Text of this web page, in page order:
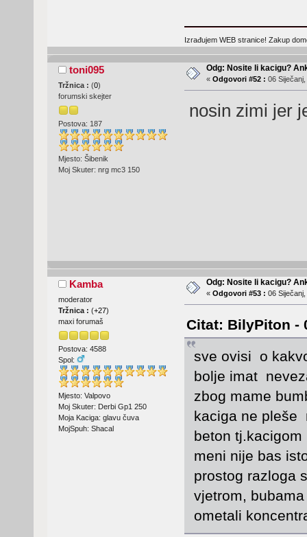
Izrađujem WEB stranice! Zakup
toni095
Tržnica : (0)
forumski skejter
Postova: 187
Mjesto: Šibenik
Moj Skuter: nrg mc3 150
Odg: Nosite li kacigu?
« Odgovori #52 : 06
nosin zimi jer
Kamba
moderator
Tržnica : (+27)
maxi forumaš
Postova: 4588
Spol:
Mjesto: Valpovo
Moj Skuter: Derbi Gp1 250
Moja Kaciga: glavu čuva
MojSpuh: Shacal
Odg: Nosite li kacigu?
« Odgovori #53 : 06
Citat: BilyPiton -
sve ovisi o
bolje imat
zbog mame
kaciga ne pleše
beton
meni nije bas
prostog razloga
vjetrom,
ometali